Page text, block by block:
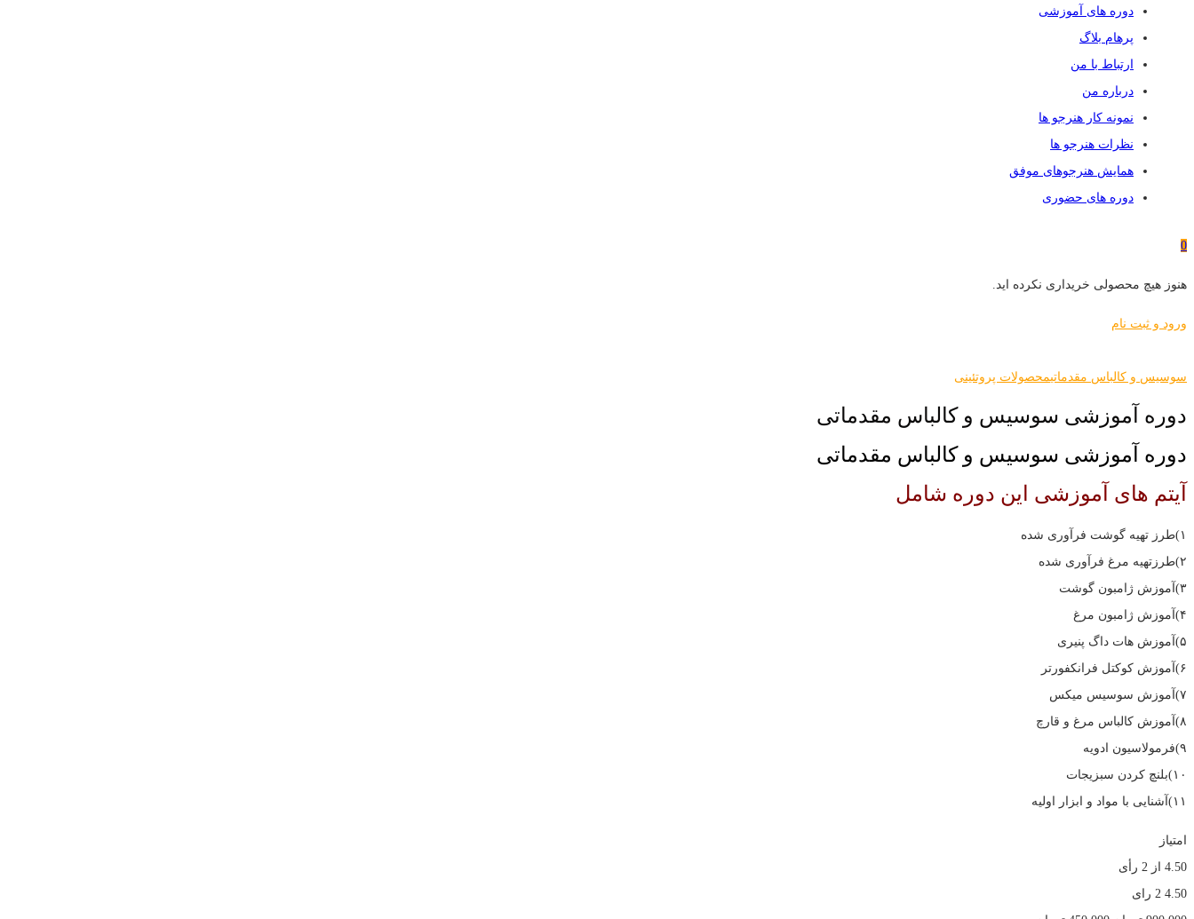
دوره های آموزشی
پرهام بلاگ
ارتباط با من
درباره من
نمونه کار هنرجو ها
نظرات هنرجو ها
همایش هنرجوهای موفق
دوره های حضوری
0
هنوز هیچ محصولی خریداری نکرده اید.
ورود و ثبت نام
سوسیس و کالباس مقدماتیمحصولات پروتئینی
دوره آموزشی سوسیس و کالباس مقدماتی
دوره آموزشی سوسیس و کالباس مقدماتی
آیتم های آموزشی این دوره شامل
۱)طرز تهیه گوشت فرآوری شده
۲)طرزتهیه مرغ فرآوری شده
۳)آموزش ژامبون گوشت
۴)آموزش ژامبون مرغ
۵)آموزش هات داگ پنیری
۶)آموزش کوکتل فرانکفورتر
۷)آموزش سوسیس میکس
۸)آموزش کالباس مرغ و قارچ
۹)فرمولاسیون ادویه
۱۰)بلنچ کردن سبزیجات
۱۱)آشنایی با مواد و ابزار اولیه
امتیاز
4.50 از 2 رأی
4.50 2 رای